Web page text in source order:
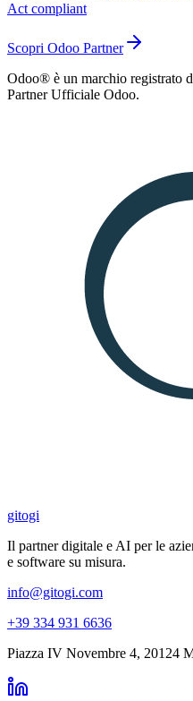
Act compliant
Scopri Odoo Partner
Odoo® è un marchio registrato
Partner Ufficiale Odoo.
gitogi
Il partner digitale e AI per le
e software su misura.
info@gitogi.com
+39 334 931 6636
Piazza IV Novembre 4, 20124